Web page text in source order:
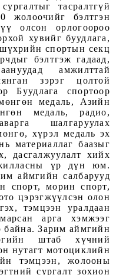
тасралтгүй
жолоочийг бэлтгэн
олсон орлогоороо
хувийг буудлага,
спортын секц
бэлтгэж гадаад,
амжилттай
зэрэг цолтой
Буудлага спортоор
медаль, Азийн
медаль, радио,
шалгаруулах
хүрэл медаль эх
материаллаг баазыг
дасгалжуулалт хийх
үр дүн юм.
аймгийн салбарууд
спорт, морин спорт,
цэрэгжүүлсэн олон
тэмцээн уралдаан
арга хэмжээг
байна. Зарим аймгийн
штаб хүчний
нутагт мотоциклийн
тэмцээн, жолооны
сургалт зохион